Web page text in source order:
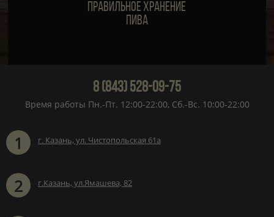
Правильное хранение
пива
8 (843) 528-09-75
Время работы Пн.-Пт. 12:00-22:00, Сб.-Вс. 10:00-22:00
1 г. Казань, ул. Чистопольская 61а
2 г.Казань, ул.Ямашева, 82